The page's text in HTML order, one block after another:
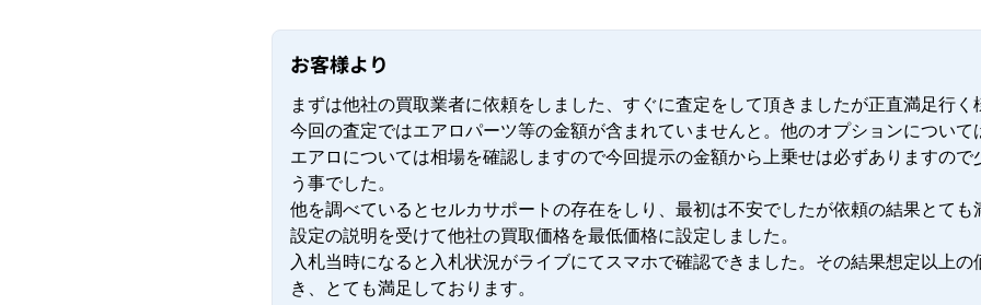
お客様より
まずは他社の買取業者に依頼をしました、すぐに査定をして頂きましたが正直満足行
今回の査定ではエアロパーツ等の金額が含まれていませんと。他のオプションについて
エアロについては相場を確認しますので今回提示の金額から上乗せは必ずありますの
う事でした。
他を調べているとセルカサポートの存在をしり、最初は不安でしたが依頼の結果とて
設定の説明を受けて他社の買取価格を最低価格に設定しました。
入札当時になると入札状況がライブにてスマホで確認できました。その結果想定以上
き、とても満足しております。